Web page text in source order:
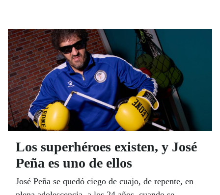
en el terreno más personal y sus expectativas
también para la ONCE. ¿Qué esperan de la
Organización en este año que acaba de arrancar?
Un 2026 que, confiemos, traiga calma, certezas y
esperanzas a este mundo tan convulso. ¡Muy Feliz
2026 para todas y todos!
Los superhéroes existen, y José
Peña es uno de ellos
José Peña se quedó ciego de cuajo, de repente, en